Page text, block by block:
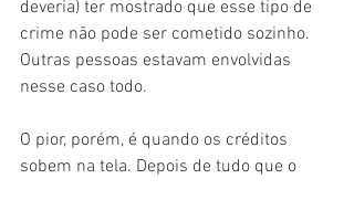
deveria) ter mostrado que esse tipo de
crime não pode ser cometido sozinho.
Outras pessoas estavam envolvidas
nesse caso todo.
O pior, porém, é quando os créditos
sobem na tela. Depois de tudo que o